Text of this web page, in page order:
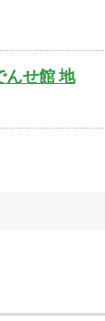
んせ館 地